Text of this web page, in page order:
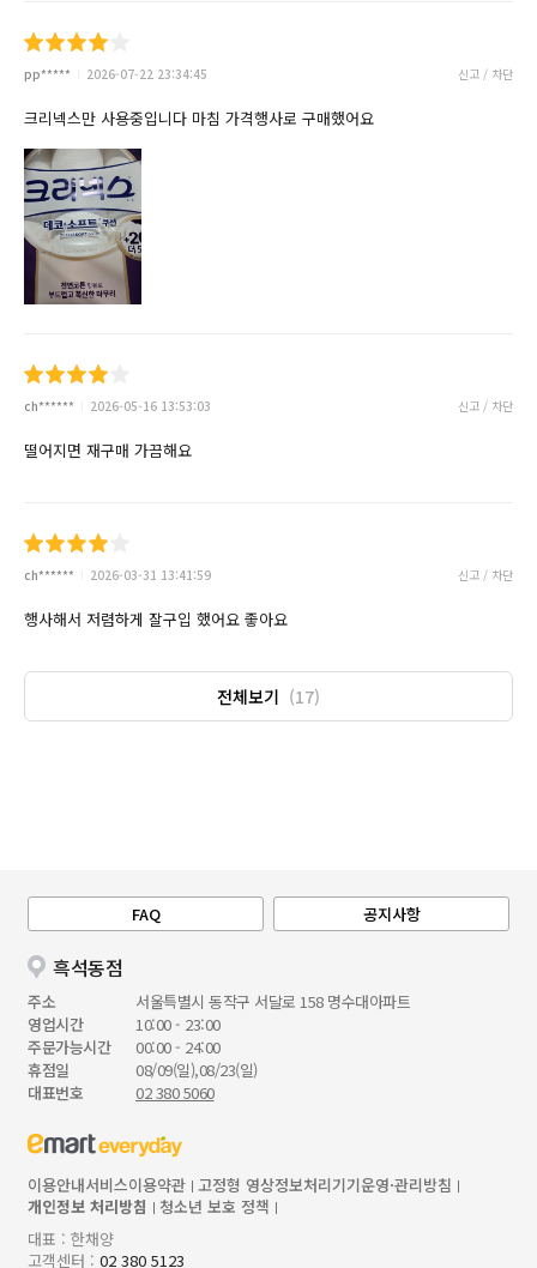
pp***** 2026-07-22 23:34:45 신고 / 차단
크리넥스만 사용중입니다 마침 가격행사로 구매했어요
ch****** 2026-05-16 13:53:03 신고 / 차단
떨어지면 재구매 가끔해요
ch****** 2026-03-31 13:41:59 신고 / 차단
행사해서 저렴하게 잘구입 했어요 좋아요
전체보기 (17)
FAQ 공지사항
흑석동점
주소
서울특별시 동작구 서달로 158 명수대아파트
영업시간
10:00 - 23:00
주문가능시간
00:00 - 24:00
휴점일
08/09(일),08/23(일)
대표번호
02 380 5060
이용안내서비스이용약관 고정형 영상정보처리기기운영·관리방침
개인정보 처리방침
청소년 보호 정책
대표 : 한채양
고객센터 : 02 380 5123